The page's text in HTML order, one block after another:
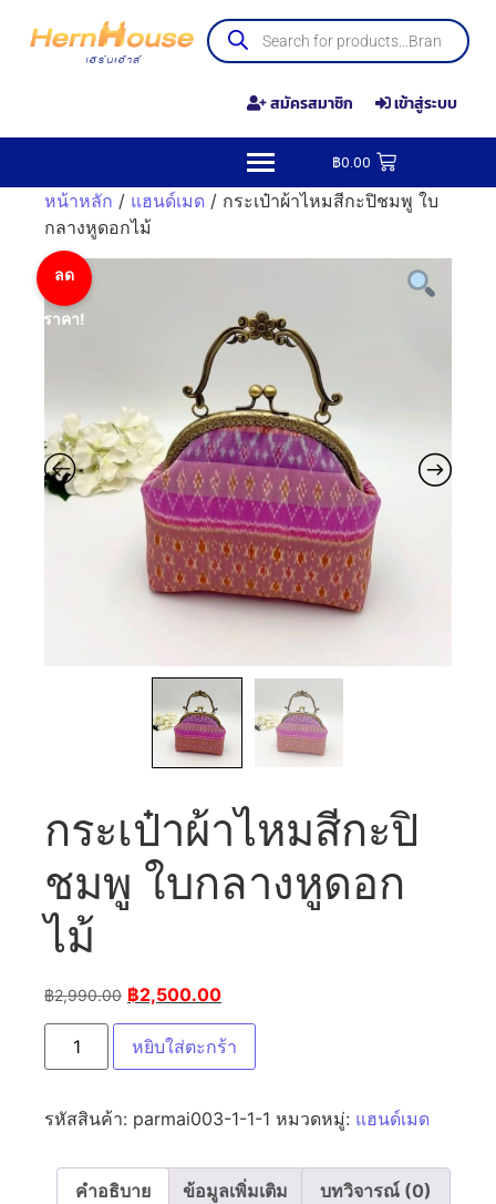
สมัครสมาชิก เข้าสู่ระบบ
฿0.00
หน้าหลัก / แฮนด์เมด / กระเป๋าผ้าไหมสีกะปิชมพู ใบ
กลางหูดอกไม้
ลด
ราคา!
กระเป๋าผ้าไหมสีกะปิ
ชมพู ใบกลางหูดอก
ไม้
฿2,990.00 ฿2,500.00
หยิบใส่ตะกร้า
รหัสสินค้า: parmai003-1-1-1 หมวดหมู่: แฮนด์เมด
คำอธิบาย ข้อมูลเพิ่มเติม บทวิจารณ์ (0)